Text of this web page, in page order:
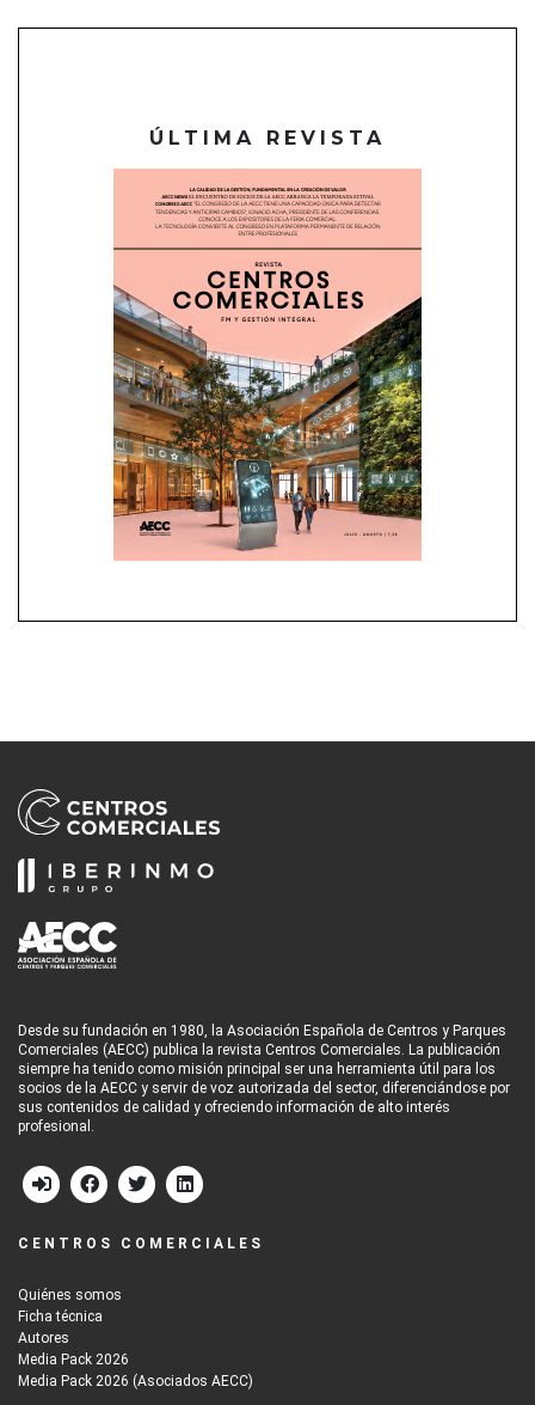
ÚLTIMA REVISTA
Desde su fundación en 1980, la Asociación Española de Centros y Parques
Comerciales (AECC) publica la revista Centros Comerciales. La publicación
siempre ha tenido como misión principal ser una herramienta útil para los
socios de la AECC y servir de voz autorizada del sector, diferenciándose por
sus contenidos de calidad y ofreciendo información de alto interés
profesional.
CENTROS COMERCIALES
Quiénes somos
Ficha técnica
Autores
Media Pack 2026
Media Pack 2026 (Asociados AECC)